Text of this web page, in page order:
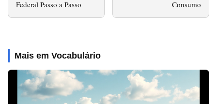
Federal Passo a Passo
Consumo
Mais em Vocabulário